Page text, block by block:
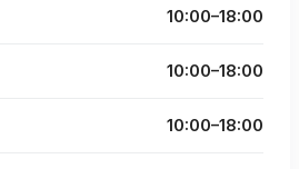
10:00–18:00
10:00–18:00
10:00–18:00